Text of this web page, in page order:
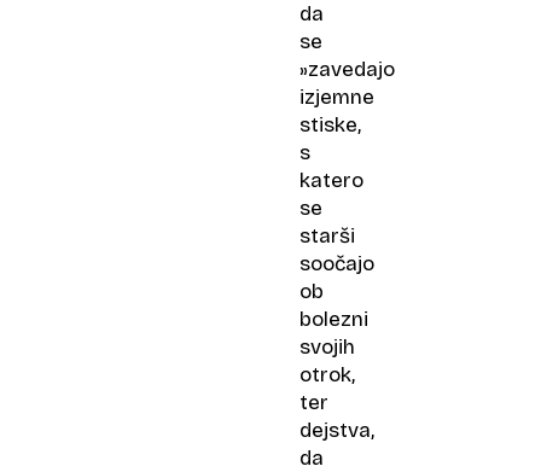
da
se
»zavedajo
izjemne
stiske,
s
katero
se
starši
soočajo
ob
bolezni
svojih
otrok,
ter
dejstva,
da